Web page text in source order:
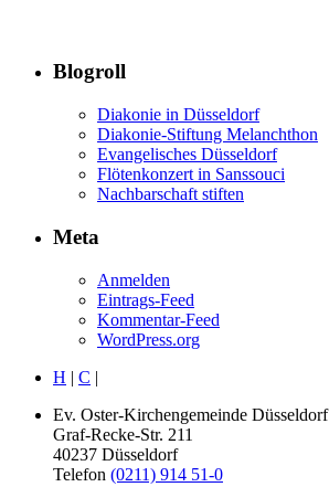
Blogroll
Diakonie in Düsseldorf
Diakonie-Stiftung Melanchthon
Evangelisches Düsseldorf
Flötenkonzert in Sanssouci
Nachbarschaft stiften
Meta
Anmelden
Eintrags-Feed
Kommentar-Feed
WordPress.org
H | C |
Ev. Oster-Kirchengemeinde Düsseldorf
Graf-Recke-Str. 211
40237 Düsseldorf
Telefon (0211) 914 51-0